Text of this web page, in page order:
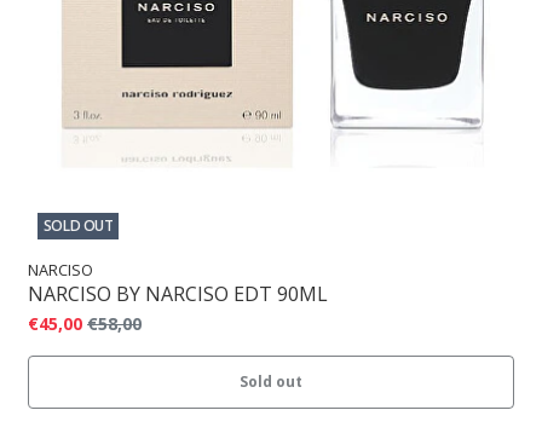
SOLD OUT
NARCISO
NARCISO BY NARCISO EDT 90ML
€45,00 €58,00
Sold out